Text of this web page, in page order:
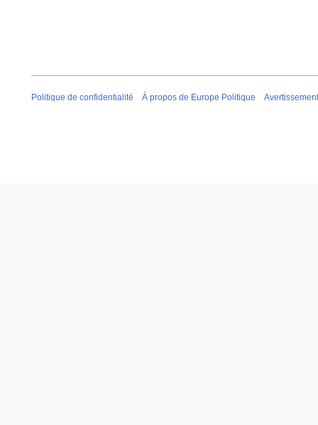
Politique de confidentialité À propos de Europe Politique